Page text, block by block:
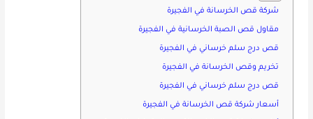
شركة قص الخرسانة في الفجيرة
مقاول قص الصبة الخرسانية في الفجيرة
قص درج سلم خرساني في الفجيرة
تخريم وقص الخرسانة في الفجيرة
قص درج سلم خرساني في الفجيرة
أسعار شركة قص الخرسانة في الفجيرة